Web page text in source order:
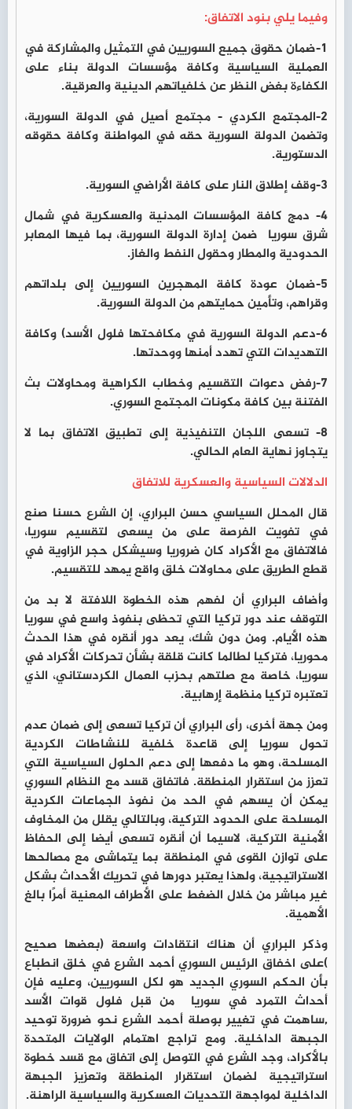
وفيما يلي بنود الاتفاق:
1-ضمان حقوق جميع السوريين في التمثيل والمشاركة في
العملية السياسية وكافة مؤسسات الدولة بناء على
الكفاءة بغض النظر عن خلفياتهم الدينية والعرقية.
2-المجتمع الكردي - مجتمع أصيل في الدولة السورية،
وتضمن الدولة السورية حقه في المواطنة وكافة حقوقه
الدستورية.
3-وقف إطلاق النار على كافة الأراضي السورية.
4- دمج كافة المؤسسات المدنية والعسكرية في شمال
شرق سوريا ضمن إدارة الدولة السورية، بما فيها المعابر
الحدودية والمطار وحقول النفط والغاز.
5-ضمان عودة كافة المهجرين السوريين إلى بلداتهم
وقراهم، وتأمين حمايتهم من الدولة السورية.
6-دعم الدولة السورية في مكافحتها فلول الأسد) وكافة
التهديدات التي تهدد أمنها ووحدتها.
7-رفض دعوات التقسيم وخطاب الكراهية ومحاولات بث
الفتنة بين كافة مكونات المجتمع السوري.
8- تسعى اللجان التنفيذية إلى تطبيق الاتفاق بما لا
يتجاوز نهاية العام الحالي.
الدلالات السياسية والعسكرية للاتفاق
قال المحلل السياسي حسن البراري، إن الشرع حسنا صنع
في تفويت الفرصة على من يسعى لتقسيم سوريا،
فالاتفاق مع الأكراد كان ضروريا وسيشكل حجر الزاوية في
قطع الطريق على محاولات خلق واقع يمهد للتقسيم.
وأضاف البراري أن لفهم هذه الخطوة اللافتة لا بد من
التوقف عند دور تركيا التي تحظى بنفوذ واسع في سوريا
هذه الأيام. ومن دون شك، يعد دور أنقره في هذا الحدث
محوريا، فتركيا لطالما كانت قلقة بشأن تحركات الأكراد في
سوريا، خاصة مع صلتهم بحزب العمال الكردستاني، الذي
تعتبره تركيا منظمة إرهابية.
ومن جهة أخرى، رأى البراري أن تركيا تسعى إلى ضمان عدم
تحول سوريا إلى قاعدة خلفية للنشاطات الكردية
المسلحة، وهو ما دفعها إلى دعم الحلول السياسية التي
تعزز من استقرار المنطقة. فاتفاق قسد مع النظام السوري
يمكن أن يسهم في الحد من نفوذ الجماعات الكردية
المسلحة على الحدود التركية، وبالتالي يقلل من المخاوف
الأمنية التركية، لاسيما أن أنقره تسعى أيضا إلى الحفاظ
على توازن القوى في المنطقة بما يتماشى مع مصالحها
الاستراتيجية، ولهذا يعتبر دورها في تحريك الأحداث بشكل
غير مباشر من خلال الضغط على الأطراف المعنية أمرًا بالغ
الأهمية.
وذكر البراري أن هناك انتقادات واسعة (بعضها صحيح
)على اخفاق الرئيس السوري أحمد الشرع في خلق انطباع
بأن الحكم السوري الجديد هو لكل السوريين، وعليه فإن
أحداث التمرد في سوريا من قبل فلول قوات الأسد
,ساهمت في تغيير بوصلة أحمد الشرع نحو ضرورة توحيد
الجبهة الداخلية. ومع تراجع اهتمام الولايات المتحدة
بالأكراد، وجد الشرع في التوصل إلى اتفاق مع قسد خطوة
استراتيجية لضمان استقرار المنطقة وتعزيز الجبهة
الداخلية لمواجهة التحديات العسكرية والسياسية الراهنة.